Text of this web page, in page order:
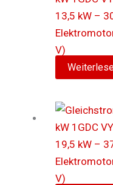
13,5 kW –
V)
19,5 kW –
V)